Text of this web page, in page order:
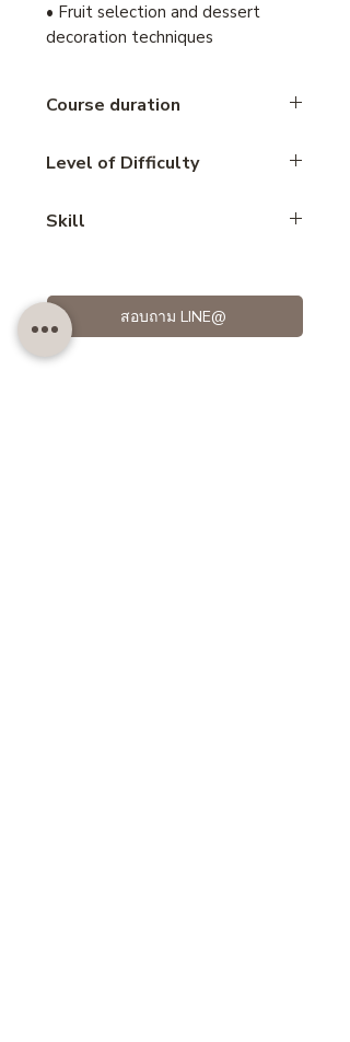
• Fruit selection and dessert
decoration techniques
Course duration
Level of Difficulty
Skill
สอบถาม LINE@